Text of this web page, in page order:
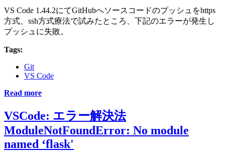
VS Code 1.44.2にてGitHubへソースコードのプッシュをhttps
方式、ssh方式療法で試みたところ、下記のエラーが発生し
プッシュに失敗。
Tags:
Git
VS Code
Read more
VSCode: エラー解決法
ModuleNotFoundError: No module
named ‘flask'